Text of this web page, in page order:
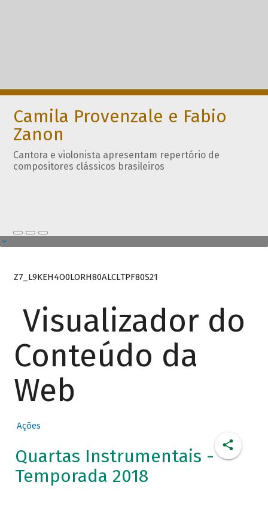
Camila Provenzale e Fabio
Zanon
Cantora e violonista apresentam repertório de
compositores clássicos brasileiros
Z7_L9KEH4O0LORH80ALCLTPF80S21
Visualizador do
Conteúdo da
Web
Ações
Quartas Instrumentais -
Temporada 2018